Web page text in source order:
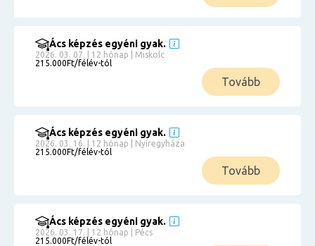
Ács képzés egyéni gyak.
2026. 03. 07. | 12 hónap | Miskolc
215.000Ft/félév-tól
Tovább
Ács képzés egyéni gyak.
2026. 03. 16. | 12 hónap | Nyíregyháza
215.000Ft/félév-tól
Tovább
Ács képzés egyéni gyak.
2026. 03. 17. | 12 hónap | Pécs
215.000Ft/félév-tól